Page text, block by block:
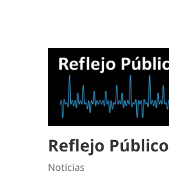
Reflejo Público
Noticias